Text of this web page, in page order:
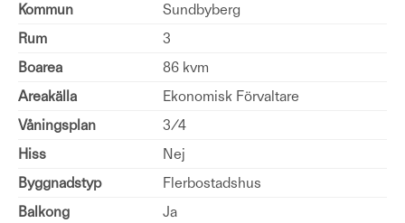
Kommun
Sundbyberg
Rum
3
Boarea
86 kvm
Areakälla
Ekonomisk Förvaltare
Våningsplan
3/4
Hiss
Nej
Byggnadstyp
Flerbostadshus
Balkong
Ja